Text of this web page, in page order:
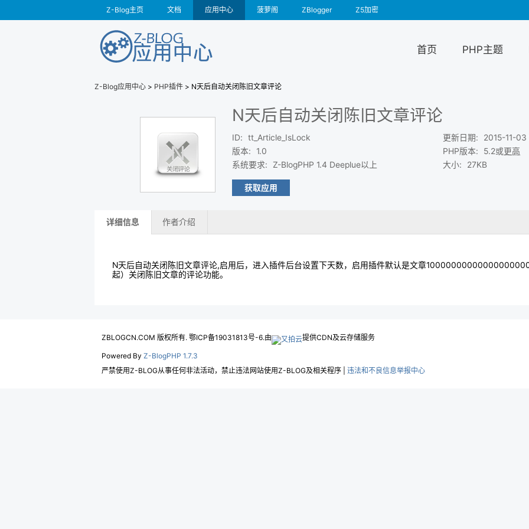
Z-Blog主页 文档 应用中心 菠萝阁 ZBlogger Z5加密
首页 PHP主题
Z-Blog应用中心 > PHP插件 > N天后自动关闭陈旧文章评论
N天后自动关闭陈旧文章评论
ID:
tt_Article_IsLock
版本:
1.0
系统要求: Z-BlogPHP 1.4 Deeplue以上
更新日期: 2015-11-
PHP版本: 5.2或更高
大小: 27KB
获取应用
详细信息 作者介绍
N天后自动关闭陈旧文章评论,启用后，进入插件后台设置下天数，启用插件默认是文章
起）关闭陈旧文章的评论功能。
ZBLOGCN.COM 版权所有. 鄂ICP备19031813号-6.由 提供CDN及云存储服务
Powered By Z-BlogPHP 1.7.3
严禁使用Z-BLOG从事任何非法活动，禁止违法网站使用Z-BLOG及相关程序 | 违法和不良信息举报中心